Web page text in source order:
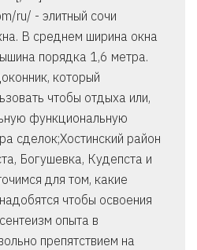
ru/ - элитный сочи
В среднем ширина окна
порядка 1,6 метра.
который
чтобы отдыха или,
функциональную
сделок;Хостинский район
Богушевка, Кудепста и
для том, какие
чтобы освоения
опыта в
препятствием на